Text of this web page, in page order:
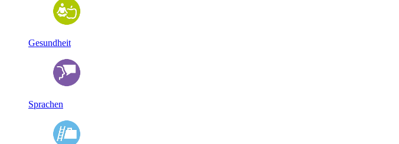
Gesundheit
Sprachen